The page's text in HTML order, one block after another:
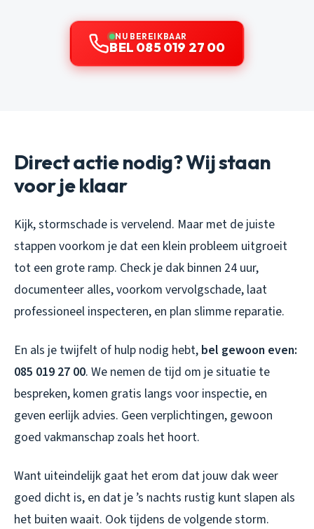
NU BEREIKBAAR
BEL 085 019 27 00
Direct actie nodig? Wij staan
voor je klaar
Kijk, stormschade is vervelend. Maar met de juiste
stappen voorkom je dat een klein probleem uitgroeit
tot een grote ramp. Check je dak binnen 24 uur,
documenteer alles, voorkom vervolgschade, laat
professioneel inspecteren, en plan slimme reparatie.
En als je twijfelt of hulp nodig hebt, bel gewoon even:
085 019 27 00. We nemen de tijd om je situatie te
bespreken, komen gratis langs voor inspectie, en
geven eerlijk advies. Geen verplichtingen, gewoon
goed vakmanschap zoals het hoort.
Want uiteindelijk gaat het erom dat jouw dak weer
goed dicht is, en dat je ’s nachts rustig kunt slapen als
het buiten waait. Ook tijdens de volgende storm.